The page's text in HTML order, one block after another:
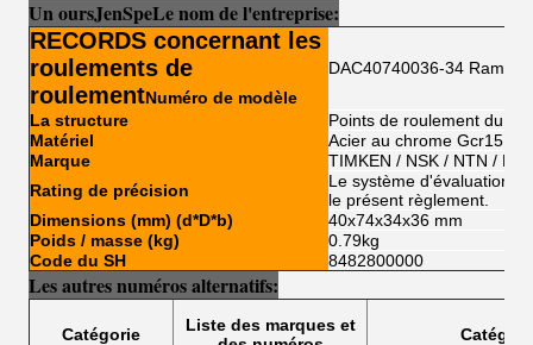
Un oursJenSpeLe nom de l'entreprise:
RECORDS concernant les
roulements de
roulementNuméro de modèle
DAC40740036-34
La structure
Points de roulement du
Matériel
Acier au chrome Gcr15
Marque
TIMKEN / NSK / NTN /
Rating de précision
Le système d'évaluation
le présent règlement.
Dimensions (mm) (d*D*b)
40x74x34x36 mm
Poids / masse (kg)
0.79kg
Code du SH
8482800000
Les autres numéros alternatifs:
Catégorie
Liste des marques et